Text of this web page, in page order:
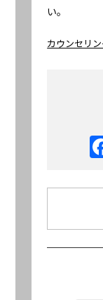
い。
カウンセリ